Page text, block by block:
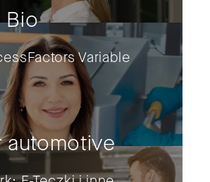
Bio
Variable
automotive